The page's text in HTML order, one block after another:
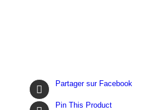
Partager sur Facebook
Pin This Product